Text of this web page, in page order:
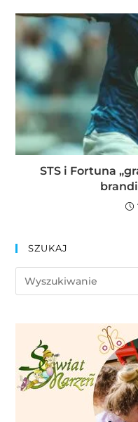
STS i Fortuna
SZUKAJ